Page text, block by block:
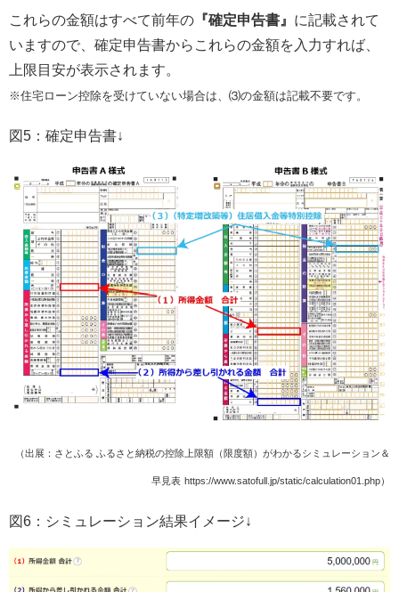
これらの金額はすべて前年の 『確定申告書』 に記載されて
いますので、確定申告書からこれらの金額を入力すれば、
上限目安が表示されます。
※住宅ローン控除を受けていない場合は、⑶の金額は記載不要です。
図5：確定申告書↓
（出展：さとふる ふるさと納税の控除上限額（限度額）がわかるシミュレーション＆
早見表 https://www.satofull.jp/static/calculation01.php）
図6：シミュレーション結果イメージ↓